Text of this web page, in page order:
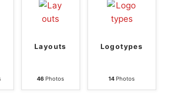
Layouts
46 Photos
Logotypes
14 Photos